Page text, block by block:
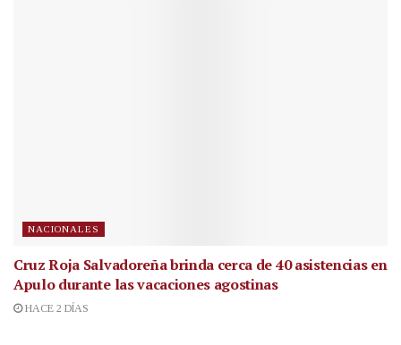
NACIONALES
Cruz Roja Salvadoreña brinda cerca de 40 asistencias en
Apulo durante las vacaciones agostinas
HACE 2 DÍAS